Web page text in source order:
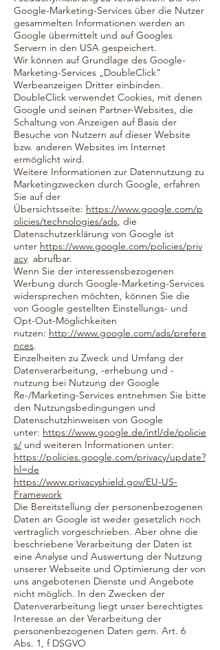
Google-Marketing-Services über die Nutzer
gesammelten Informationen werden an
Google übermittelt und auf Googles
Servern in den USA gespeichert.
Wir können auf Grundlage des Google-
Marketing-Services „DoubleClick“
Werbeanzeigen Dritter einbinden.
DoubleClick verwendet Cookies, mit denen
Google und seinen Partner-Websites, die
Schaltung von Anzeigen auf Basis der
Besuche von Nutzern auf dieser Website
bzw. anderen Websites im Internet
ermöglicht wird.
Weitere Informationen zur Datennutzung zu
Marketingzwecken durch Google, erfahren
Sie auf der
Übersichtsseite: https://www.google.com/p
olicies/technologies/ads, die
Datenschutzerklärung von Google ist
unter https://www.google.com/policies/priv
acy abrufbar.
Wenn Sie der interessensbezogenen
Werbung durch Google-Marketing-Services
widersprechen möchten, können Sie die
von Google gestellten Einstellungs- und
Opt-Out-Möglichkeiten
nutzen: http://www.google.com/ads/prefere
nces.
Einzelheiten zu Zweck und Umfang der
Datenverarbeitung, -erhebung und -
nutzung bei Nutzung der Google
Re-/Marketing-Services entnehmen Sie bitte
den Nutzungsbedingungen und
Datenschutzhinweisen von Google
unter: https://www.google.de/intl/de/policie
s/ und weiteren Informationen unter:
https://policies.google.com/privacy/update?
hl=de
https://www.privacyshield.gov/EU-US-
Framework
Die Bereitstellung der personenbezogenen
Daten an Google ist weder gesetzlich noch
vertraglich vorgeschrieben. Aber ohne die
beschriebene Verarbeitung der Daten ist
eine Analyse und Auswertung der Nutzung
unserer Webseite und Optimierung der von
uns angebotenen Dienste und Angebote
nicht möglich. In den Zwecken der
Datenverarbeitung liegt unser berechtigtes
Interesse an der Verarbeitung der
personenbezogenen Daten gem. Art. 6
Abs. 1, f DSGVO